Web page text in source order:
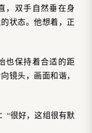
，双手自然垂在身
状态。他想着，正
也保持着合适的距
镜头，画面和谐，
“很好，这组很有默